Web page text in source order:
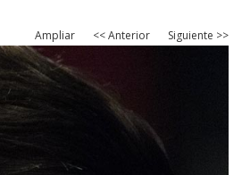
Ampliar << Anterior Siguiente >>